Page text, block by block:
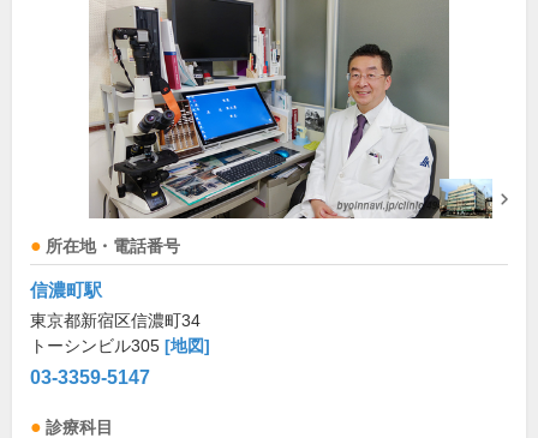
所在地・電話番号
信濃町駅
東京都新宿区信濃町34
トーシンビル305 [地図]
03-3359-5147
診療科目